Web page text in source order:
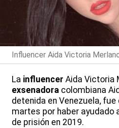
Influencer Aida Victoria
La influencer Aida Victoria
exsenadora colombiana
detenida en Venezuela,
martes por haber ayudado
de prisión en 2019.